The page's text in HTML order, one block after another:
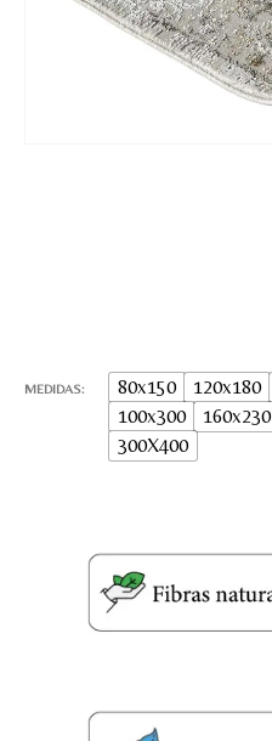
MEDIDAS 80x150 120x180
100x300
160x230
300X400